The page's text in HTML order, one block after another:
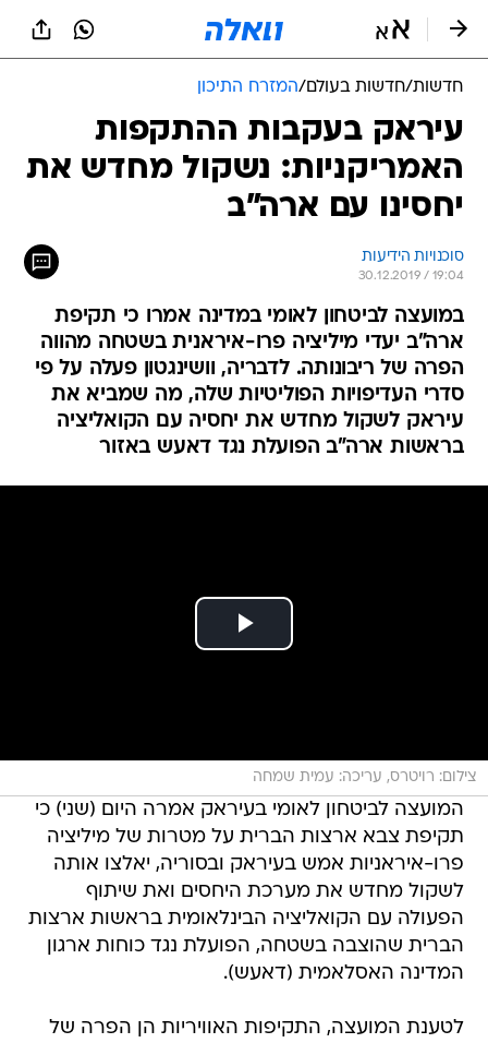
חדשות/חדשות בעולם/המזרח התיכון
עיראק בעקבות ההתקפות
האמריקניות: נשקול מחדש את
יחסינו עם ארה"ב
סוכנויות הידיעות
30.12.2019 / 19:04
במועצה לביטחון לאומי במדינה אמרו כי תקיפת
ארה"ב יעדי מיליציה פרו-איראנית בשטחה מהווה
הפרה של ריבונותה. לדבריה, וושינגטון פעלה על פי
סדרי העדיפויות הפוליטיות שלה, מה שמביא את
עיראק לשקול מחדש את יחסיה עם הקואליציה
בראשות ארה"ב הפועלת נגד דאעש באזור
צילום: רויטרס, עריכה: עמית שמחה
המועצה לביטחון לאומי בעיראק אמרה היום (שני) כי
תקיפת צבא ארצות הברית על מטרות של מיליציה
פרו-איראניות אמש בעיראק ובסוריה, יאלצו אותה
לשקול מחדש את מערכת היחסים ואת שיתוף
הפעולה עם הקואליציה הבינלאומית בראשות ארצות
הברית שהוצבה בשטחה, הפועלת נגד כוחות ארגון
המדינה האסלאמית (דאעש).
לטענת המועצה, התקיפות האוויריות הן הפרה של